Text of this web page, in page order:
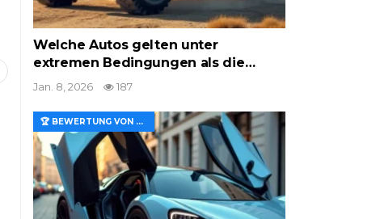
Welche Autos gelten unter
extremen Bedingungen als die…
Jan. 8, 2026 187
🏆 BEWERTUNG VON MERKMALEN UND WERT